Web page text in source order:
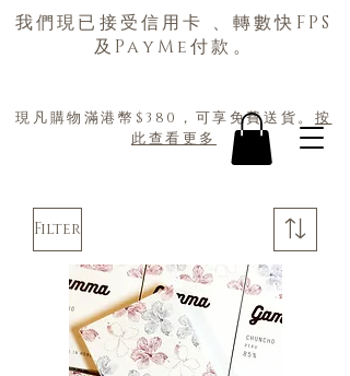
現凡購物滿港幣$380，可享免費送貨。 按
此查看更多
我們現已接受信用卡 、轉數快FPS
及PayMe付款。
Filter